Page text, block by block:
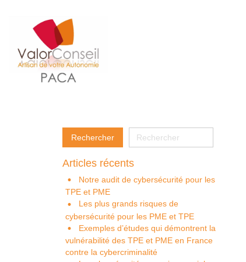
Articles récents
Notre audit de cybersécurité pour les
TPE et PME
Les plus grands risques de
cybersécurité pour les PME et TPE
Exemples d’études qui démontrent la
vulnérabilité des TPE et PME en France
contre la cybercriminalité